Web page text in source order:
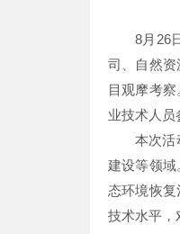
8月26
司、自然
目观摩考
业技术人员
本次活
建设等领
态环境恢
技术水平，